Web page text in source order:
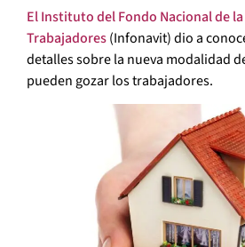
El Instituto del Fondo Nacional de
Trabajadores(Infonavit) dio a
detalles sobre la nueva modalidad
pueden gozar los trabajadores.